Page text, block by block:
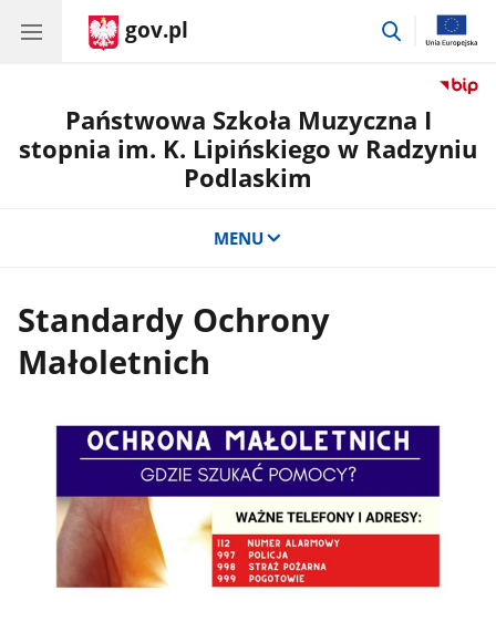
gov.pl
przejdź
Państwowa Szkoła Muzyczna I
stopnia im. K. Lipińskiego w Radzyniu
Podlaskim
MENU
Standardy Ochrony
Małoletnich